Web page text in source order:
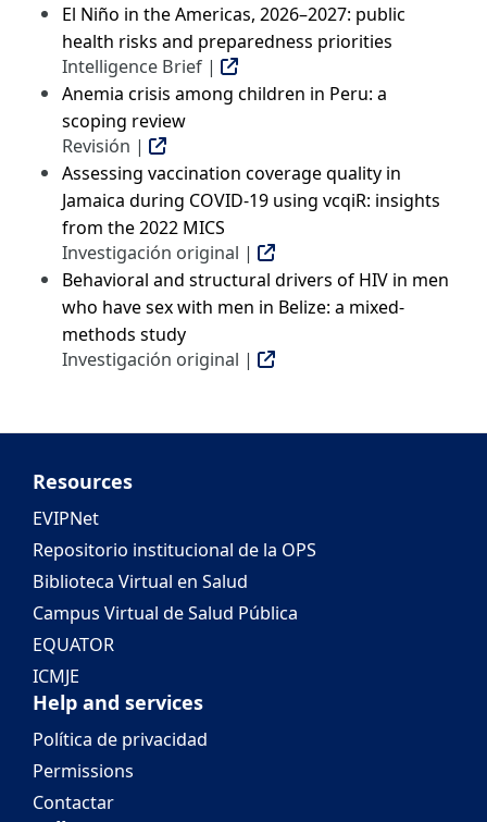
El Niño in the Americas, 2026–2027: public
health risks and preparedness priorities
Intelligence Brief |
Anemia crisis among children in Peru: a
scoping review
Revisión |
Assessing vaccination coverage quality in
Jamaica during COVID-19 using vcqiR: insights
from the 2022 MICS
Investigación original |
Behavioral and structural drivers of HIV in men
who have sex with men in Belize: a mixed-
methods study
Investigación original |
Resources
EVIPNet
Repositorio institucional de la OPS
Biblioteca Virtual en Salud
Campus Virtual de Salud Pública
EQUATOR
ICMJE
Help and services
Política de privacidad
Permissions
Contactar